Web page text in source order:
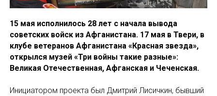
15 мая исполнилось 28 лет с начала вывода
советских войск из Афганистана. 17 мая в Твери, в
клубе ветеранов Афганистана «Красная звезда»,
открылся музей «Три войны такие разные»:
Великая Отечественная, Афганская и Чеченская.
Инициатором проекта был Дмитрий Лисичкин, бывший